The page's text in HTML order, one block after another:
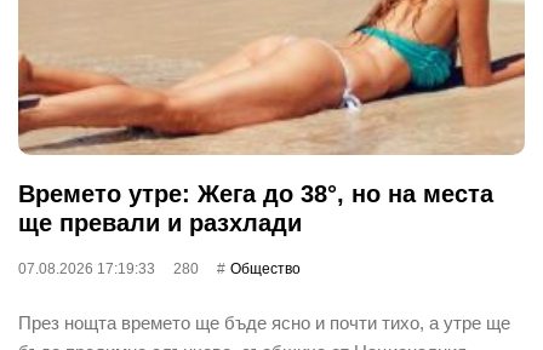
Времето утре: Жега до 38°, но на места
ще превали и разхлади
07.08.2026 17:19:33 280 Общество
През нощта времето ще бъде ясно и почти тихо, а утре ще